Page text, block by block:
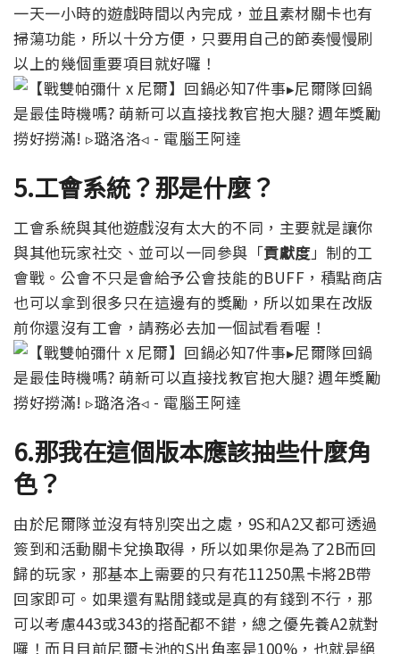
一天一小時的遊戲時間以內完成，並且素材關卡也有
掃蕩功能，所以十分方便，只要用自己的節奏慢慢刷
以上的幾個重要項目就好囉！
5.工會系統？那是什麼？
工會系統與其他遊戲沒有太大的不同，主要就是讓你
與其他玩家社交、並可以一同參與「貢獻度」制的工
會戰。公會不只是會給予公會技能的BUFF，積點商店
也可以拿到很多只在這邊有的獎勵，所以如果在改版
前你還沒有工會，請務必去加一個試看看喔！
6.那我在這個版本應該抽些什麼角
色？
由於尼爾隊並沒有特別突出之處，9S和A2又都可透過
簽到和活動關卡兌換取得，所以如果你是為了2B而回
歸的玩家，那基本上需要的只有花11250黑卡將2B帶
回家即可。 如果還有點閒錢或是真的有錢到不行，那
可以考慮443或343的搭配都不錯，總之優先養A2就對
囉！而且目前尼爾卡池的S出角率是100%，也就是絕